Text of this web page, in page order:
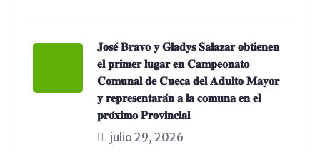
𝐉𝐨𝐬𝐞́ 𝐁𝐫𝐚𝐯𝐨 𝐲 𝐆𝐥𝐚𝐝𝐲𝐬 𝐒𝐚𝐥𝐚𝐳𝐚𝐫 𝐨𝐛𝐭𝐢𝐞𝐧𝐞𝐧
𝐞𝐥 𝐩𝐫𝐢𝐦𝐞𝐫 𝐥𝐮𝐠𝐚𝐫 𝐞𝐧 𝐂𝐚𝐦𝐩𝐞𝐨𝐧𝐚𝐭𝐨
𝐂𝐨𝐦𝐮𝐧𝐚𝐥 𝐝𝐞 𝐂𝐮𝐞𝐜𝐚 𝐝𝐞𝐥 𝐀𝐝𝐮𝐥𝐭𝐨 𝐌𝐚𝐲𝐨𝐫
𝐲 𝐫𝐞𝐩𝐫𝐞𝐬𝐞𝐧𝐭𝐚𝐫𝐚́𝐧 𝐚 𝐥𝐚 𝐜𝐨𝐦𝐮𝐧𝐚 𝐞𝐧 𝐞𝐥
𝐩𝐫𝐨́𝐱𝐢𝐦𝐨 𝐏𝐫𝐨𝐯𝐢𝐧𝐜𝐢𝐚𝐥
julio 29, 2026